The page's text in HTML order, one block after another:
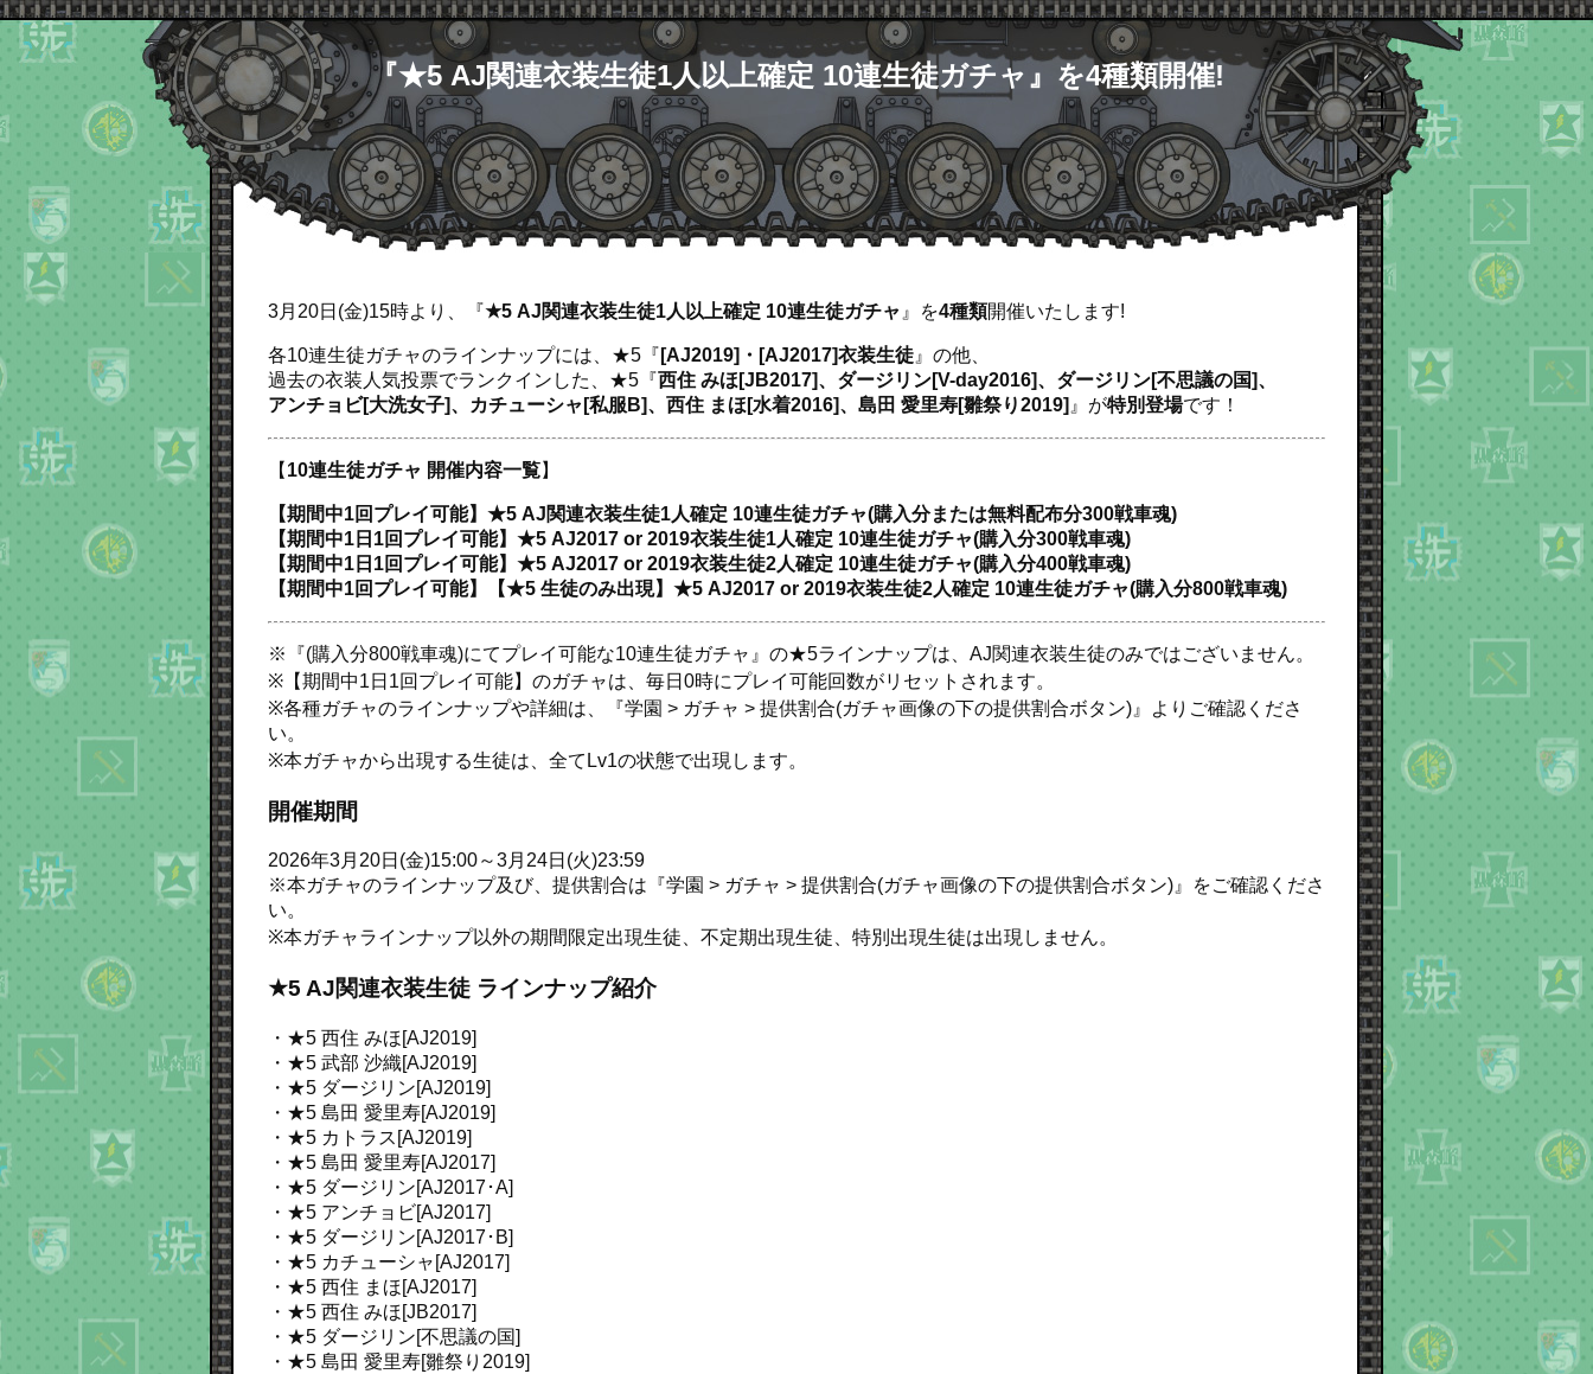
『★5 AJ関連衣装生徒1人以上確定 10連生徒ガチャ』を4種類開催!
3月20日(金)15時より、『★5 AJ関連衣装生徒1人以上確定 10連生徒ガチャ 』を4種類開催いたします!
各10連生徒ガチャのラインナップには、★5『 [AJ2019]・[AJ2017]衣装生徒 』の他、
過去の衣装人気投票でランクインした、★5『西住 みほ[JB2017]、ダージリン[V-day2016]、ダージリン[不思議の国]、
アンチョビ[大洗女子]、カチューシャ[私服B]、西住 まほ[水着2016]、島田 愛里寿[雛祭り2019] 』が特別登場です！
【 10連生徒ガチャ 開催内容一覧】
【期間中1回プレイ可能】★5 AJ関連衣装生徒1人確定 10連生徒ガチャ(購入分または無料配布分300戦車魂)
【期間中1日1回プレイ可能】★5 AJ2017 or 2019衣装生徒1人確定 10連生徒ガチャ(購入分300戦車魂)
【期間中1日1回プレイ可能】★5 AJ2017 or 2019衣装生徒2人確定 10連生徒ガチャ(購入分400戦車魂)
【期間中1回プレイ可能】【★5 生徒のみ出現】★5 AJ2017 or 2019衣装生徒2人確定 10連生徒ガチャ(購入分800戦車魂)
※『(購入分800戦車魂)にてプレイ可能な10連生徒ガチャ』の★5ラインナップは、AJ関連衣装生徒のみではございません。
※【期間中1日1回プレイ可能】のガチャは、毎日0時にプレイ可能回数がリセットされます。
※各種ガチャのラインナップや詳細は、『学園 > ガチャ > 提供割合(ガチャ画像の下の提供割合ボタン)』よりご確認くださ
い。
※本ガチャから出現する生徒は、全てLv1の状態で出現します。
開催期間
2026年3月20日(金)15:00～3月24日(火)23:59
※本ガチャのラインナップ及び、提供割合は『学園 > ガチャ > 提供割合(ガチャ画像の下の提供割合ボタン)』をご確認くださ
い。
※本ガチャラインナップ以外の期間限定出現生徒、不定期出現生徒、特別出現生徒は出現しません。
★5 AJ関連衣装生徒 ラインナップ紹介
・★5 西住 みほ[AJ2019]
・★5 武部 沙織[AJ2019]
・★5 ダージリン[AJ2019]
・★5 島田 愛里寿[AJ2019]
・★5 カトラス[AJ2019]
・★5 島田 愛里寿[AJ2017]
・★5 ダージリン[AJ2017･A]
・★5 アンチョビ[AJ2017]
・★5 ダージリン[AJ2017･B]
・★5 カチューシャ[AJ2017]
・★5 西住 まほ[AJ2017]
・★5 西住 みほ[JB2017]
・★5 ダージリン[不思議の国]
・★5 島田 愛里寿[雛祭り2019]